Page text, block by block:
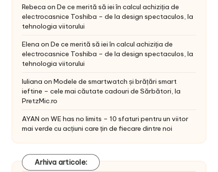
Rebeca on De ce merită să iei în calcul achiziția de
electrocasnice Toshiba – de la design spectaculos, la
tehnologia viitorului
Elena on De ce merită să iei în calcul achiziția de
electrocasnice Toshiba – de la design spectaculos, la
tehnologia viitorului
Iuliana on Modele de smartwatch și brățări smart
ieftine – cele mai căutate cadouri de Sărbători, la
PretzMic.ro
AYAN on WE has no limits – 10 sfaturi pentru un viitor
mai verde cu acțiuni care țin de fiecare dintre noi
Arhiva articole: